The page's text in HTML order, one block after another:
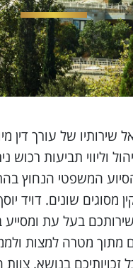
שירותיו של עורך דין
וליווי תביעות רכוש
המשפטי הנחוץ
מסוגים שונים. דויד
בעל עת ומסייע
מתוך מטרה למצות
זכויותיכם בנושא.